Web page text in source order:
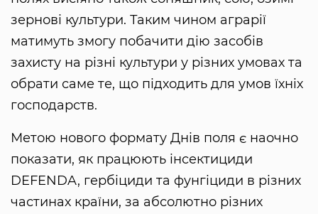
зернові культури. Таким чином аграрії
матимуть змогу побачити дію засобів
захисту на різні культури у різних умовах та
обрати саме те, що підходить для умов їхніх
господарств.
Метою нового формату Днів поля є наочно
показати, як працюють інсектициди
DEFENDA, гербіциди та фунгіциди в різних
частинах країни, за абсолютно різних